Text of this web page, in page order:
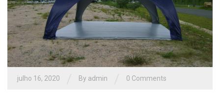
julho 16, 2020 By admin 0 Comments